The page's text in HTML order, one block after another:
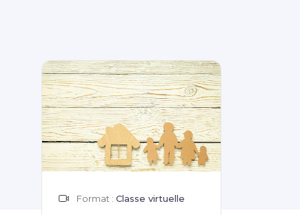
Format : Classe virtuelle